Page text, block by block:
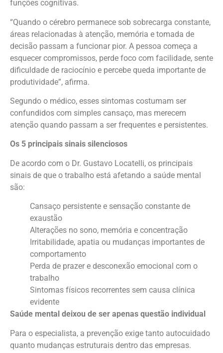
funções cognitivas.
“Quando o cérebro permanece sob sobrecarga constante,
áreas relacionadas à atenção, memória e tomada de
decisão passam a funcionar pior. A pessoa começa a
esquecer compromissos, perde foco com facilidade, sente
dificuldade de raciocínio e percebe queda importante de
produtividade”, afirma.
Segundo o médico, esses sintomas costumam ser
confundidos com simples cansaço, mas merecem
atenção quando passam a ser frequentes e persistentes.
Os 5 principais sinais silenciosos
De acordo com o Dr. Gustavo Locatelli, os principais
sinais de que o trabalho está afetando a saúde mental
são:
Cansaço persistente e sensação constante de
exaustão
Alterações no sono, memória e concentração
Irritabilidade, apatia ou mudanças importantes de
comportamento
Perda de prazer e desconexão emocional com o
trabalho
Sintomas físicos recorrentes sem causa clínica
evidente
Saúde mental deixou de ser apenas questão individual
Para o especialista, a prevenção exige tanto autocuidado
quanto mudanças estruturais dentro das empresas.